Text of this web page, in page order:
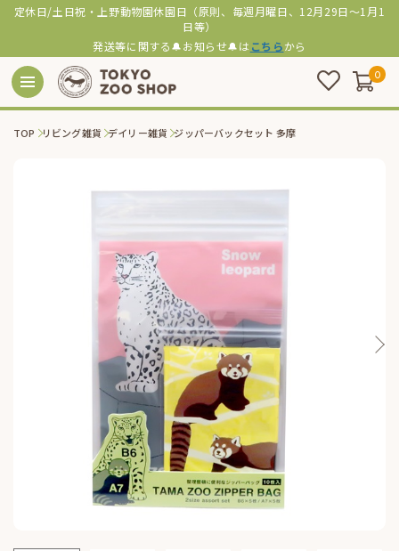
定休日/土日祝・上野動物園休園日（原則、毎週月曜日、12月29日～1月1
日等）
発送等に関する🔔お知らせ🔔は こちらから
0
TOP リビング雑貨 デイリー雑貨 ジッパーバックセット 多摩